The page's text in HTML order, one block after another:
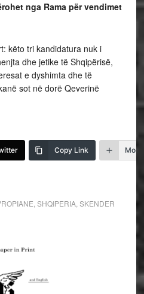
nga Rama për vendimet
këto tri kandidatura nuk i
dhe jetike të Shqipërisë,
e dyshimta dhe të
sot në dorë Qeverinë
Copy Link More
SHQIPERIA, SKENDER